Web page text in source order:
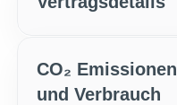
CO₂ Emissionen
und Verbrauch